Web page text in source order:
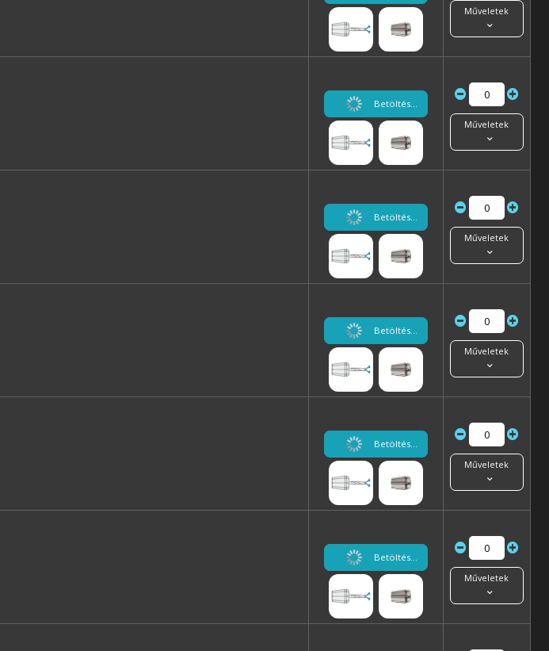
Műveletek
Betöltés...
Műveletek
Betöltés...
Műveletek
Betöltés...
Műveletek
Betöltés...
Műveletek
Betöltés...
Műveletek